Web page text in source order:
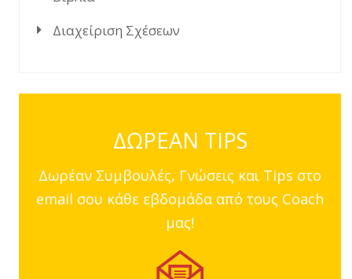
Διαχείριση Σχέσεων
ΔΩΡΕΑΝ TIPS
Δωρέαν Συμβουλές, Γνώσεις και Tips στο
email σου κάθε εβδομάδα από τους Coach
μας!